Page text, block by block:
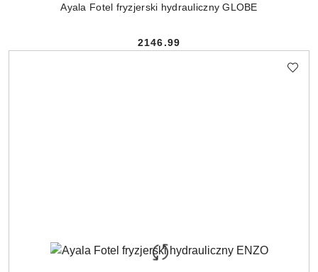
Ayala Fotel fryzjerski hydrauliczny GLOBE
Cena:
2146.99